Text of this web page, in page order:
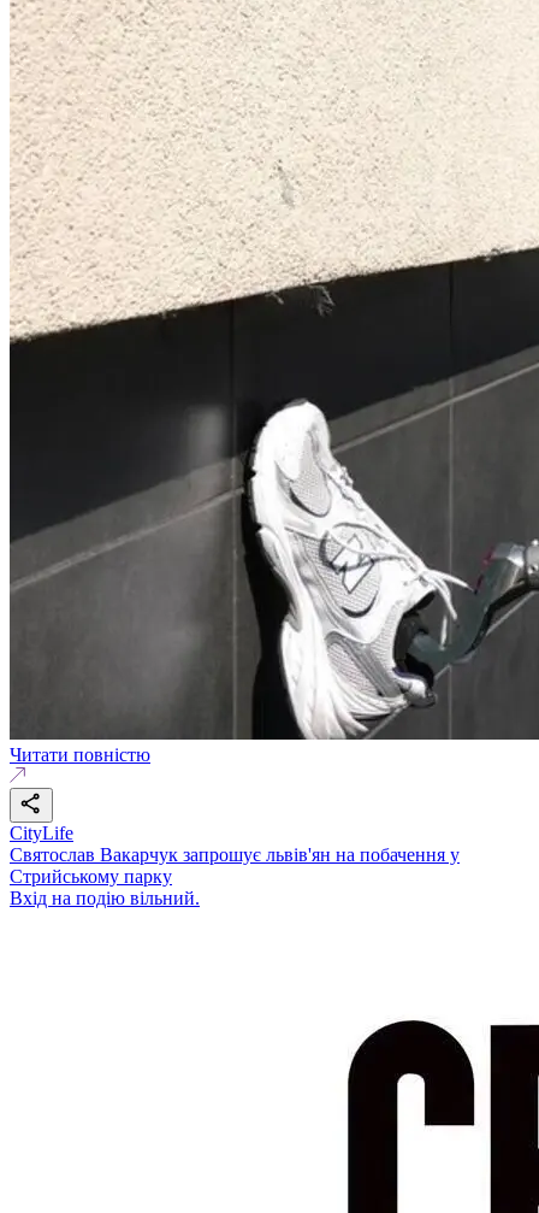
Читати повністю
CityLife
Святослав Вакарчук запрошує львів'ян на побачення у
Стрийському парку
Вхід на подію вільний.